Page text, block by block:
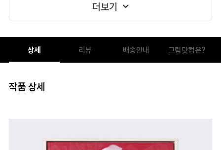
더보기
상세 리뷰 배송안내 그림닷컴은?
작품 상세